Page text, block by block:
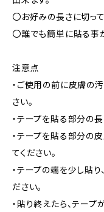
〇お好みの長さに切っ
〇誰でも簡単に貼る事
注意点
・ご使用の前に皮膚の
さい。
・テープを貼る部分の長
・テープを貼る部分の
てください。
・テープの端を少し貼り
ださい。
・貼り終えたら、テー